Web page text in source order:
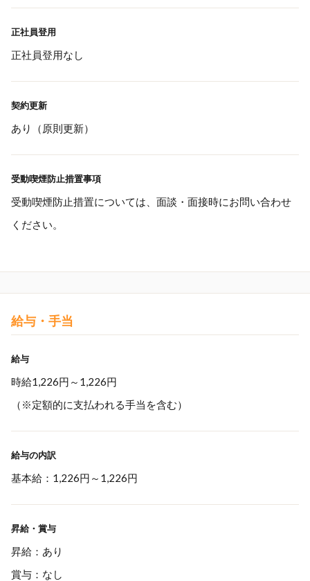
正社員登用
正社員登用なし
契約更新
あり（原則更新）
受動喫煙防止措置事項
受動喫煙防止措置については、面談・面接時にお問い合わせ
ください。
給与・手当
給与
時給1,226円～1,226円
（※定額的に支払われる手当を含む）
給与の内訳
基本給：1,226円～1,226円
昇給・賞与
昇給：あり
賞与：なし